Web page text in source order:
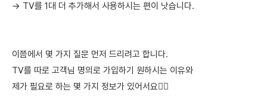
→ TV를 1대 더 추가해서 사용하시는 편이 낫습니다.
이쯤에서 몇 가지 질문 먼저 드리려고 합니다.
TV를 따로 고객님 명의로 가입하기 원하시는 이유와
제가 필요로 하는 몇 가지 정보가 있어서요🙋‍♀️